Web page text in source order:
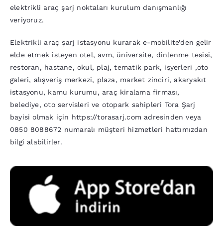
elektrikli araç şarj noktaları kurulum danışmanlığı
veriyoruz.
Elektrikli araç şarj istasyonu kurarak e-mobilite’den gelir
elde etmek isteyen otel, avm, üniversite, dinlenme tesisi,
restoran, hastane, okul, plaj, tematik park, işyerleri ,oto
galeri, alışveriş merkezi, plaza, market zinciri, akaryakıt
istasyonu, kamu kurumu, araç kiralama firması,
belediye, oto servisleri ve otopark sahipleri Tora Şarj
bayisi olmak için https://torasarj.comadresinden veya
0850 8088672 numaralı müşteri hizmetleri hattımızdan
bilgi alabilirler.